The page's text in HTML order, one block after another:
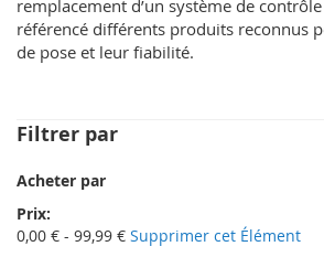
remplacement d’un système de contrôle
référencé différents produits reconnus
de pose et leur fiabilité.
Filtrer par
Acheter par
Prix
0,00 € - 99,99 € Supprimer cet Élément